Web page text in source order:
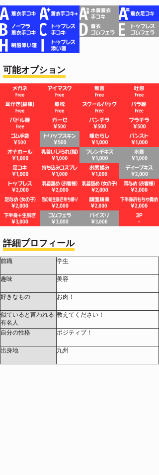
可能オプション
詳細プロフィール
前職 学生
趣味 美容
好きなもの お肉！
似ていると言われる
有名人
教えてください！
自分の性格 ポジティブ！
出身地 九州